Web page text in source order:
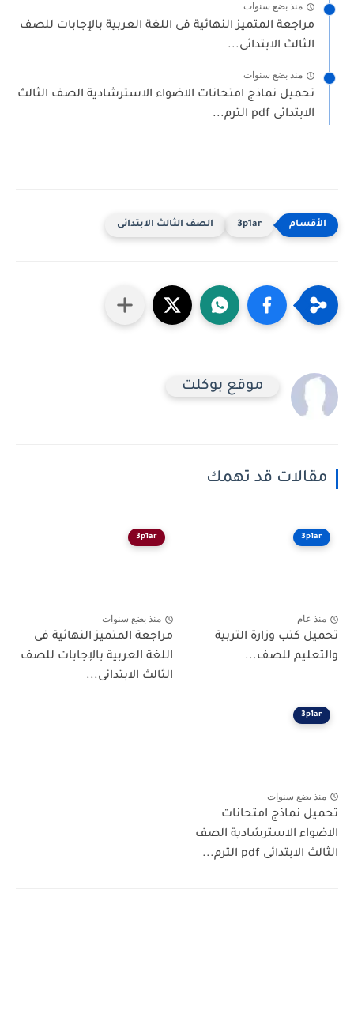
منذ بضع سنوات
مراجعة المتميز النهائية فى اللغة العربية بالإجابات للصف
الثالث الابتدائى...
منذ بضع سنوات
تحميل نماذج امتحانات الاضواء الاسترشادية الصف الثالث
الابتدائى pdf الترم...
3p1ar الصف الثالث الابتدائى
موقع بوكلت
مقالات قد تهمك
3p1ar
منذ عام
تحميل كتب وزارة التربية
والتعليم للصف...
3p1ar
منذ بضع سنوات
مراجعة المتميز النهائية فى
اللغة العربية بالإجابات للصف
الثالث الابتدائى...
3p1ar
منذ بضع سنوات
تحميل نماذج امتحانات
الاضواء الاسترشادية الصف
الثالث الابتدائى pdf الترم...